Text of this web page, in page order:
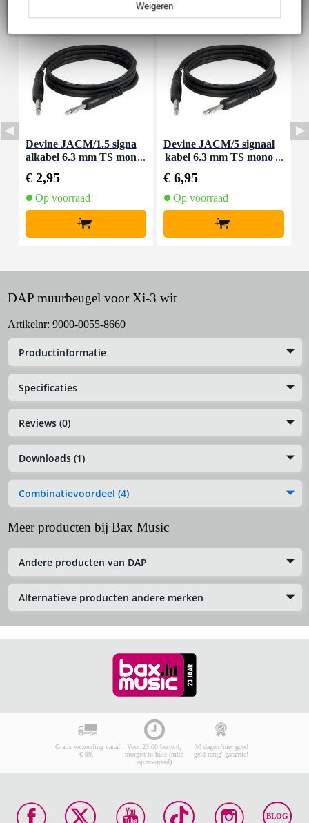
Weigeren
Devine JACM/1.5 signa
alkabel 6.3 mm TS mon
€ 2,95
Op voorraad
+
Devine JACM/5 signaal
kabel 6.3 mm TS mono
€ 6,95
Op voorraad
+
DAP muurbeugel voor Xi-3 wit
Artikelnr: 9000-0055-8660
Productinformatie
Specificaties
Reviews (0)
Downloads (1)
Combinatievoordeel (4)
Meer producten bij Bax Music
Andere producten van DAP
Alternatieve producten andere merken
Gratis verzending vanaf
€ 99,-
Voor 23:00 besteld,
morgen in huis (mits
op voorraad)
30 dagen 'niet goed
geld terug' garantie!
BLOG